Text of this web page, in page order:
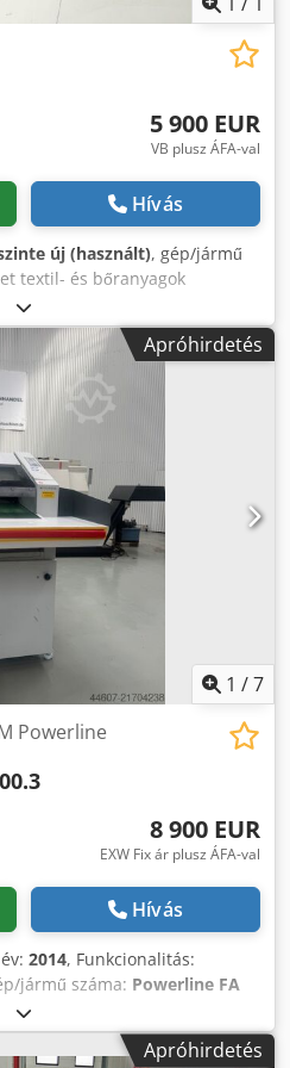
5 900 EUR
VB plusz ÁFA-val
Hívás
új (használt), gép/jármű
textil- és bőranyagok
csiszolására tervezték
segítségével. A gép egy
vákuumrendszerrel, amely
vágása közben. A
be a gépbe; vagy a rajzot
géppel felszerelt számítógép.
készült Dodeha Nxcjpfx Anfokr
Apróhirdetés
1 /7
Powerline
8 900 EUR
EXW Fix ár plusz ÁFA-val
Hívás
2014, Funkcionalitás:
jármű száma: Powerline FA
A HSM Powerline
iratmegsemmisítője.
mennyiségekApróhirdetés